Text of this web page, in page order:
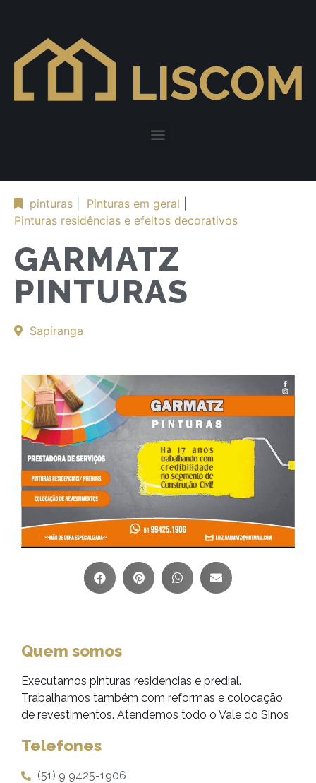
pinturas Pinturas em geral
Pinturas residências e efeitos decorativos
GARMATZ
PINTURAS
Sapiranga
Quem somos
Executamos pinturas residencias e predial.
Trabalhamos também com reformas e colocação
de revestimentos. Atendemos todo o Vale do Sinos
Telefones
(51) 9 9425-1906